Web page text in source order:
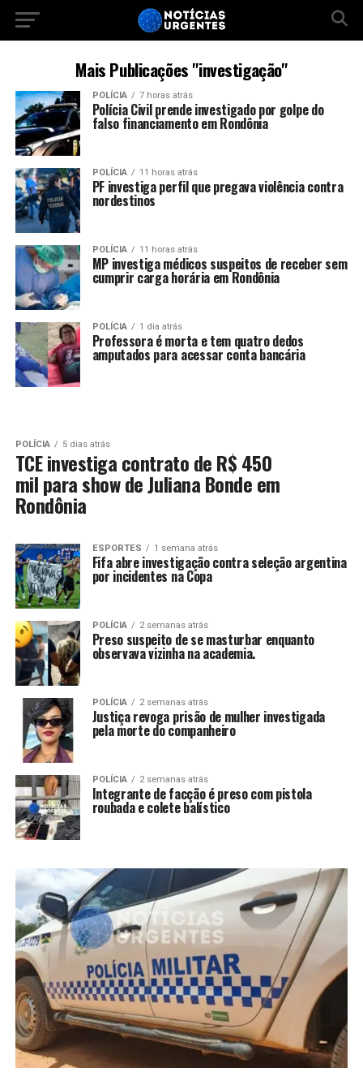
Mais Publicações "investigação"
POLÍCIA 7 horas atrás
Polícia Civil prende investigado por golpe do
falso financiamento em Rondônia
POLÍCIA 11 horas atrás
PF investiga perfil que pregava violência contra
nordestinos
POLÍCIA 11 horas atrás
MP investiga médicos suspeitos de receber sem
cumprir carga horária em Rondônia
POLÍCIA 1 dia atrás
Professora é morta e tem quatro dedos
amputados para acessar conta bancária
POLÍCIA 5 dias atrás
TCE investiga contrato de R$ 450
mil para show de Juliana Bonde em
Rondônia
ESPORTES 1 semana atrás
Fifa abre investigação contra seleção argentina
por incidentes na Copa
POLÍCIA 2 semanas atrás
Preso suspeito de se masturbar enquanto
observava vizinha na academia.
POLÍCIA 2 semanas atrás
Justiça revoga prisão de mulher investigada
pela morte do companheiro
POLÍCIA 2 semanas atrás
Integrante de facção é preso com pistola
roubada e colete balístico